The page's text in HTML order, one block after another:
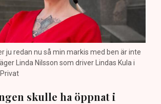
ju redan nu så min markis med ben är inte
Linda Nilsson som driver Lindas Kula i
skulle ha öppnat i